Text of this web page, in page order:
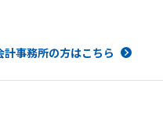
計事務所の方はこちら